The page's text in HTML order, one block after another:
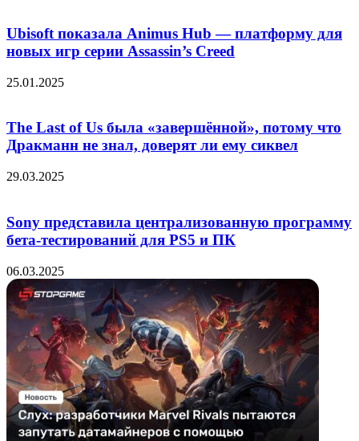
Ubisoft показала Animus Hub — платформу для
новых игр серии Assassin’s Creed
25.01.2025
The Last of Us была «завершённой», потому что
Дракманн не знал, доверят ли ему сиквел
29.03.2025
Sony представила централизованную программу
бета-тестирований для PS5 и ПК
06.03.2025